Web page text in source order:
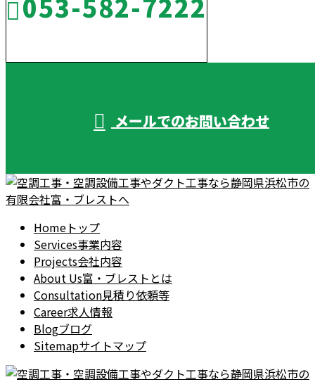
メールでのお問い合わせ
Home トップ
Services事業内容
Projects会社内容
About Us富・ブレストとは
Consultation見積り依頼等
Career求人情報
Blogブログ
Sitemapサイトマップ